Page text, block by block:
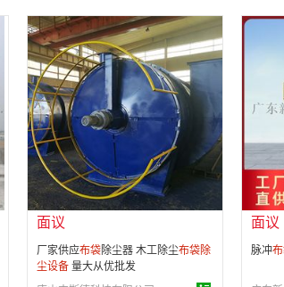
面议
会员注册：第 7 年
经营模式：生产制造
成立日期：
2015-04-07
供应产品：38 条
面议
厂家供应布袋除尘器 木工除尘布袋除
尘设备量大从优批发
会员
经营
成立
供应
面议
脉冲布